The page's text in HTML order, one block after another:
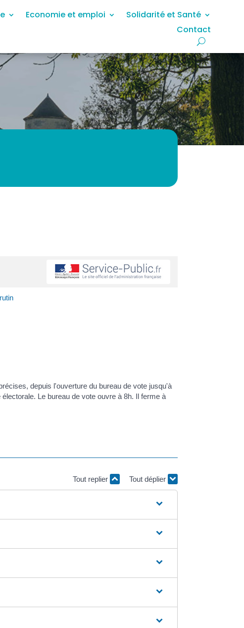
Economie et emploi
Solidarité et Santé
Contact
depuis l'ouverture du bureau de vote jusqu'à
Le bureau de vote ouvre à 8h. Il ferme à
Tout replier Tout déplier